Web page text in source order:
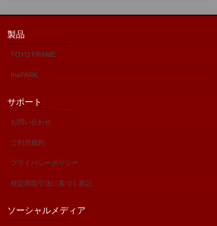
製品
TOYO FRAME
thePARK
サポート
お問い合わせ
ご利用規約
プライバシーポリシー
特定商取引法に基づく表記
ソーシャルメディア